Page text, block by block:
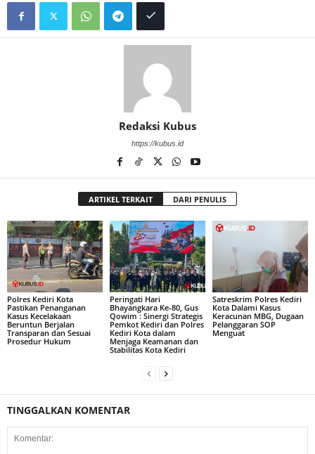
Redaksi Kubus
https://kubus.id
ARTIKEL TERKAIT DARI PENULIS
Polres Kediri Kota
Pastikan Penanganan
Kasus Kecelakaan
Beruntun Berjalan
Transparan dan Sesuai
Prosedur Hukum
Peringati Hari
Bhayangkara Ke-80, Gus
Qowim : Sinergi Strategis
Pemkot Kediri dan Polres
Kediri Kota dalam
Menjaga Keamanan dan
Stabilitas Kota Kediri
Satreskrim Polres Kediri
Kota Dalami Kasus
Keracunan MBG, Dugaan
Pelanggaran SOP
Menguat
TINGGALKAN KOMENTAR